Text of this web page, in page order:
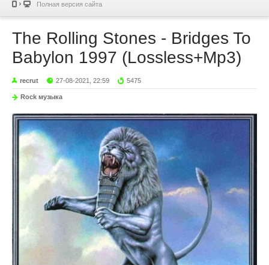
Полная версия сайта
The Rolling Stones - Bridges To
Babylon 1997 (Lossless+Mp3)
recrut 27-08-2021, 22:59 5475
Rock музыка